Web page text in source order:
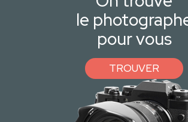
le
pour vous
TROUVER